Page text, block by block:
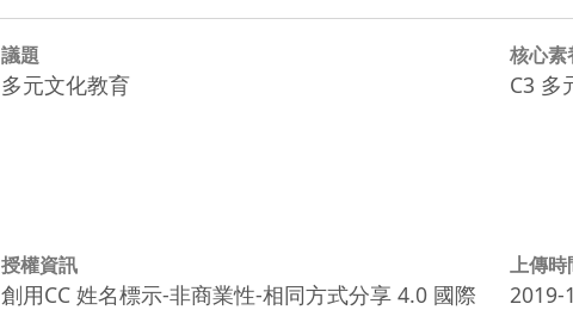
議題
多元文化教育
核心素
C3 多
授權資訊
創用CC 姓名標示-非商業性-相同方式分享 4.0 國際
上傳時
2019-